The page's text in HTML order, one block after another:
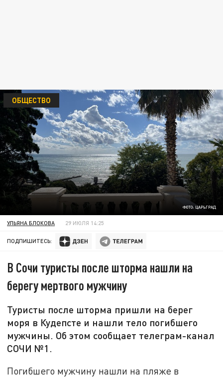
ФОТО: ЦАРЬГРАД
ОБЩЕСТВО
УЛЬЯНА БЛОКОВА 29 ИЮЛЯ 14:25
ПОДПИШИТЕСЬ:
В Сочи туристы после шторма нашли на
берегу мертвого мужчину
Туристы после шторма пришли на берег
моря в Кудепсте и нашли тело погибшего
мужчины. Об этом сообщает телеграм-канал
СОЧИ №1.
Погибшего мужчину нашли на пляже в